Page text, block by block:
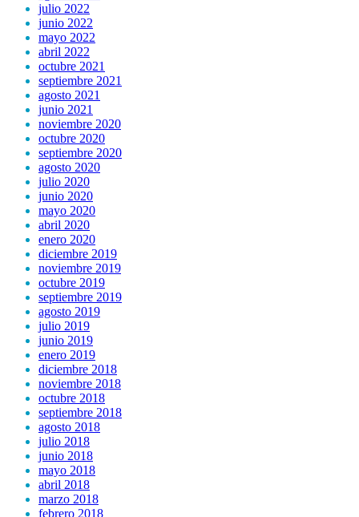
julio 2022
junio 2022
mayo 2022
abril 2022
octubre 2021
septiembre 2021
agosto 2021
junio 2021
noviembre 2020
octubre 2020
septiembre 2020
agosto 2020
julio 2020
junio 2020
mayo 2020
abril 2020
enero 2020
diciembre 2019
noviembre 2019
octubre 2019
septiembre 2019
agosto 2019
julio 2019
junio 2019
enero 2019
diciembre 2018
noviembre 2018
octubre 2018
septiembre 2018
agosto 2018
julio 2018
junio 2018
mayo 2018
abril 2018
marzo 2018
febrero 2018